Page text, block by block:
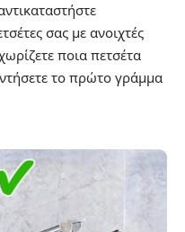
σας με ανοιχτές
ποια πετσέτα
το πρώτο γράμμα